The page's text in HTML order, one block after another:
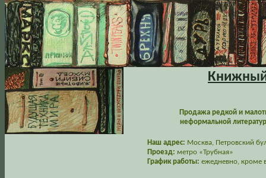
Книжный
Продажа редкой и
неформальной
Наш адрес: Москва, Петровский
Проезд: метро «Трубная»
График работы: ежедневно, кроме